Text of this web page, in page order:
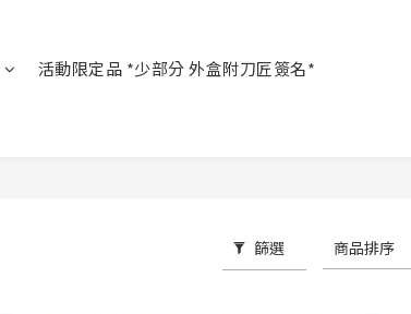
活動限定品 *少部分 外盒附刀匠簽名*
篩選 商品排序